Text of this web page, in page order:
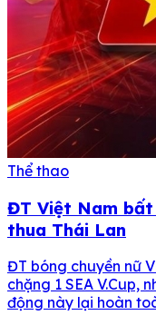
Thể thao
ĐT Việt Nam
thua Thái Lan
ĐT bóng chuyền nữ
chặng 1 SEA V.Cup,
động này lại hoàn